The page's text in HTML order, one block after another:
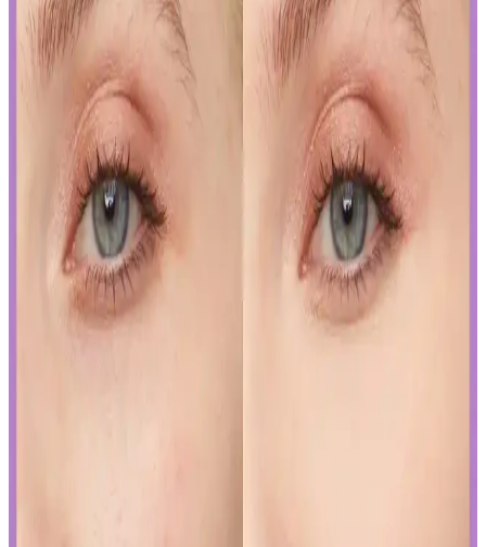
Kalıcı Oje Seçenekleri: Nail Master M377 ve M378
Modellerinin Detaylı Analizi
Nail Master M377 ve M378 modelleri, dayanıklılık ve parlaklık
sunan kalıcı ojeler arasında öne çıkar. Bu modellerin özellikleri ve
bakım önerileriyle uzun süre şık ve bakımlı kalabilirsiniz.
İslak Ruj Uygulama ve Bakım İpuçlarıyla
Mükemmel Dudaklara Ulaşın
İslak rujun güzelliğini ortaya çıkarmak ve kalıcılığını artırmak için
doğru uygulama teknikleri ve bakım önerileri. Dudakların temizliği,
sınır çizimi ve kat kat uygulama ile mükemmel görünüm elde edin.
Japon ve Kore Güzellik Markalarının FDA Güneş